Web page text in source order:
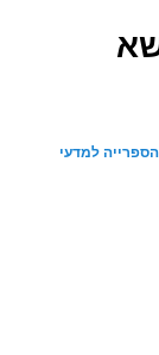
למדעי